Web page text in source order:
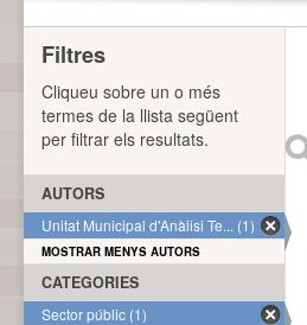
Filtres
Cliqueu sobre un o més
termes de la llista següent
per filtrar els resultats.
AUTORS
Unitat Municipal d'Anàlisi Te... (1)
MOSTRAR MENYS AUTORS
CATEGORIES
Sector públic (1)